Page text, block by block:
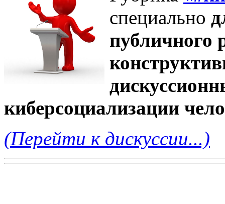
специально
публичного
киберсоциализации
(Перейти к дискуссии...)